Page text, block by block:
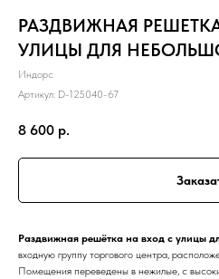
РАЗДВИЖНАЯ
УЛИЦЫ ДЛЯ
Индорс
Артикул: D-125040-67
8 600 р.
Раздвижная решётка на вход с улицы
входную группу торгового центра,
Помещения переведены в нежилые, с